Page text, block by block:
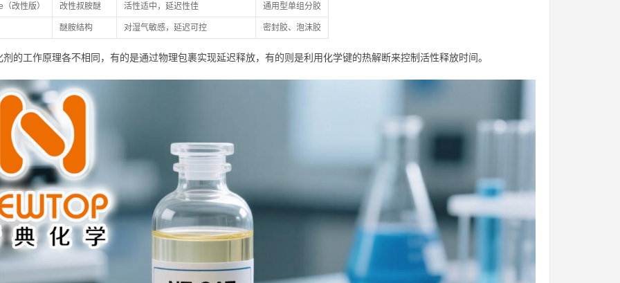
改性版） 改性叔胺醚 活性适中，延迟性佳 通用型单组分胶
醚胺结构 对湿气敏感，延迟可控 密封胶、泡沫胶
剂的工作原理各不相同，有的是通过物理包裹实现延迟释放，有的则是利用化学键的热解断来控制活性释放时间。